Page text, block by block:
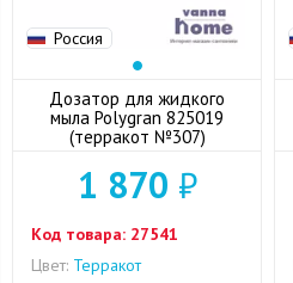
Россия
Дозатор для жидкого
мыла Polygran 825019
(терракот №307)
1 870 ₽
Код товара: 27541
Цвет: Терракот